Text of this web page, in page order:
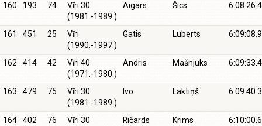
160 193 74
Vīri 30
(1981.-1989.)
Aigars Šics 6:08:26.4
161 451 25
Vīri
(1990.-1997.)
Gatis Luberts 6:09:08.9
162 414 42
Vīri 40
(1971.-1980.)
Andris Mašnjuks 6:09:33.4
163 479 75
Vīri 30
(1981.-1989.)
Ivo Laktiņš 6:09:40.3
164 402 76
Vīri 30
Ričards Krims 6:10:00.6